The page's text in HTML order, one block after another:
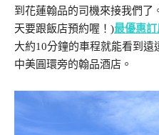
到花蓮翰品的司機來接我們了
天要跟飯店預約喔！)最優惠訂
大約10分鐘的車程就能看到
中美圓環旁的翰品酒店。